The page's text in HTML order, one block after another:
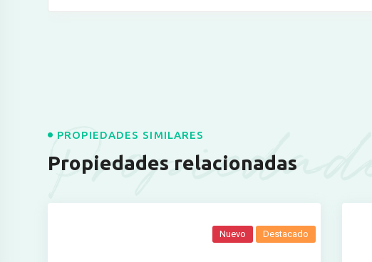
Propiedades
PROPIEDADES SIMILARES
Propiedades relacionadas
Nuevo Destacado